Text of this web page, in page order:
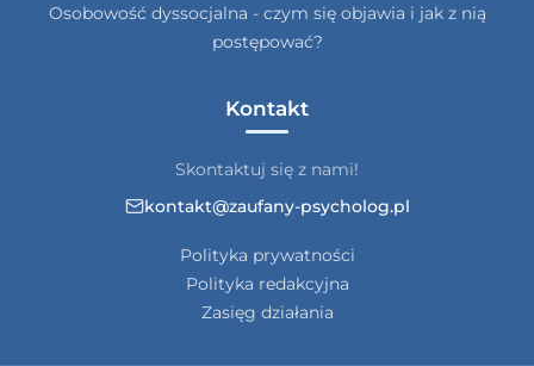
Osobowość dyssocjalna - czym się objawia i jak z nią
postępować?
Kontakt
Skontaktuj się z nami!
kontakt@zaufany-psycholog.pl
Polityka prywatności
Polityka redakcyjna
Zasięg działania